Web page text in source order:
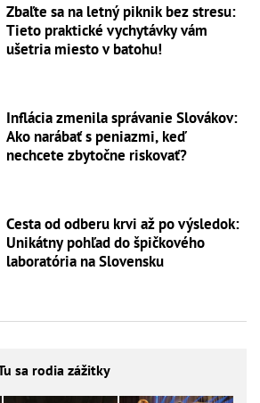
Zbaľte sa na letný piknik bez stresu:
Tieto praktické vychytávky vám
ušetria miesto v batohu!
Inflácia zmenila správanie Slovákov:
Ako narábať s peniazmi, keď
nechcete zbytočne riskovať?
Cesta od odberu krvi až po výsledok:
Unikátny pohľad do špičkového
laboratória na Slovensku
sa rodia zážitky